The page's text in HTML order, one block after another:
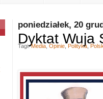
poniedziałek, 20
Dyktat Wuja
Tagi:Media Opinie Polityka